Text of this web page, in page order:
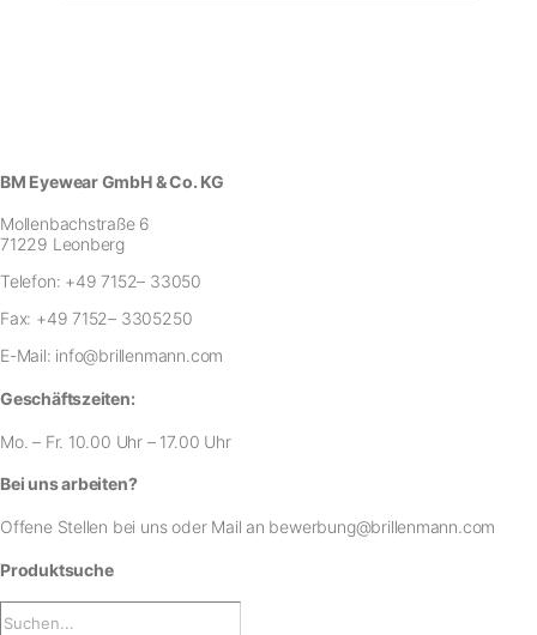
BM Eyewear GmbH & Co. KG
Mollenbachstraße 6
71229 Leonberg
Telefon: +49 7152– 33050
Fax: +49 7152– 3305250
E-Mail: info@brillenmann.com
Geschäftszeiten:
Mo. – Fr. 10.00 Uhr – 17.00 Uhr
Bei uns arbeiten?
Offene Stellen bei unsoder Mail an bewerbung@brillenmann.com
Produktsuche